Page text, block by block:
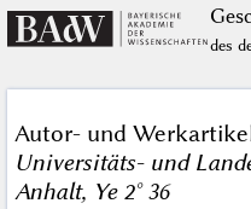
des
Autor- und
Universitäts- und
Anhalt, Ye 2° 36